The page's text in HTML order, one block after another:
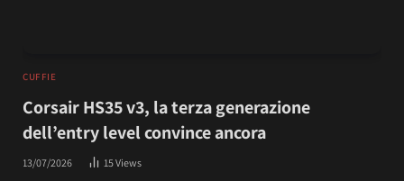
CUFFIE
Corsair HS35 v3, la terza generazione
dell’entry level convince ancora
13/07/2026 15Views